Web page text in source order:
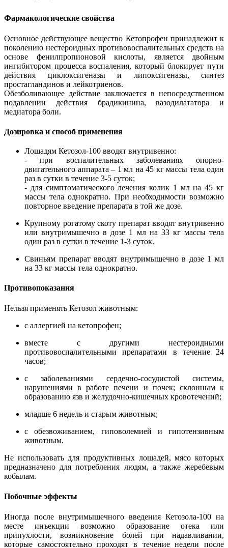
Фармакологические свойства
Основное действующее вещество Кетопрофен принадлежит к
поколению нестероидных противовоспалительных средств на
основе фенилпропионовой кислоты, является двойным
ингибитором процесса воспаления, который блокирует пути
действия циклоксигеназы и липоксигеназы, синтез
простагландинов и лейкотриенов.
Обезболивающее действие заключается в непосредственном
подавлении действия брадикинина, вазодилататора и
медиатора боли.
Дозировка и способ применения
Лошадям Кетозол-100 вводят внутривенно:
-при воспалительных заболеваниях опорно-
двигательного аппарата – 1 мл на 45 кг массы тела один
раз в сутки в течение 3-5 суток;
- для симптоматического лечения колик 1 мл на 45 кг
массы тела однократно. При необходимости возможно
повторное введение препарата в той же дозе.
Крупному рогатому скоту препарат вводят внутривенно
или внутримышечно в дозе 1 мл на 33 кг массы тела
один раз в сутки в течение 1-3 суток.
Свиньям препарат вводят внутримышечно в дозе 1 мл
на 33 кг массы тела однократно.
Противопоказания
Нельзя применять Кетозол животным:
с аллергией на кетопрофен;
вместе с другими нестероидными
противовоспалительными препаратами в течение 24
часов;
с заболеваниями сердечно-сосудистой системы,
нарушениями в работе печени и почек; склонным к
образованию язв и желудочно-кишечных кровотечений;
младше 6 недель и старым животным;
с обезвоживанием, гиповолемией и гипотензивным
животным.
Не использовать для продуктивных лошадей, мясо которых
предназначено для потребления людям, а также жеребевым
кобылам.
Побочные эффекты
Иногда после внутримышечного введения Кетозола-100 на
месте инъекции возможно образование отека или
припухлости, возникновение болей при надавливании,
которые самостоятельно проходят в течение недели после